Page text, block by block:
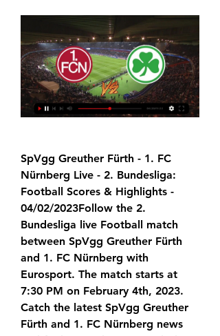
SpVgg Greuther Fürth - 1. FC
Nürnberg Live - 2. Bundesliga:
Football Scores & Highlights -
04/02/2023Follow the 2.
Bundesliga live Football match
between SpVgg Greuther Fürth
and 1. FC Nürnberg with
Eurosport. The match starts at
7:30 PM on February 4th, 2023.
Catch the latest SpVgg Greuther
Fürth and 1. FC Nürnberg news